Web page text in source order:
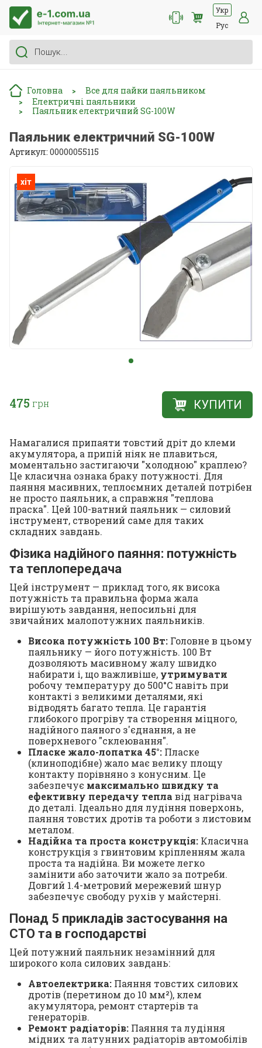
Укр
Рус
Головна > Все для пайки паяльником
> Електричні паяльники
> Паяльник електричний SG-100W
Паяльник електричний SG-100W
Артикул: 00000055115
хіт
475 грн КУПИТИ
Намагалися припаяти товстий дріт до клеми
акумулятора, а припій ніяк не плавиться,
моментально застигаючи "холодною" краплею?
Це класична ознака браку потужності. Для
паяння масивних, теплоємних деталей потрібен
не просто паяльник, а справжня "теплова
праска". Цей 100-ватний паяльник — силовий
інструмент, створений саме для таких
складних завдань.
Фізика надійного паяння: потужність
та теплопередача
Цей інструмент — приклад того, як висока
потужність та правильна форма жала
вирішують завдання, непосильні для
звичайних малопотужних паяльників.
Висока потужність 100 Вт: Головне в цьому
паяльнику — його потужність. 100 Вт
дозволяють масивному жалу швидко
набирати і, що важливіше, утримувати
робочу температуру до 500°C навіть при
контакті з великими деталями, які
відводять багато тепла. Це гарантія
глибокого прогріву та створення міцного,
надійного паяного з'єднання, а не
поверхневого "склеювання".
Пласке жало-лопатка 45°: Пласке
(клиноподібне) жало має велику площу
контакту порівняно з конусним. Це
забезпечує максимально швидку та
ефективну передачу тепла від нагрівача
до деталі. Ідеально для лудіння поверхонь,
паяння товстих дротів та роботи з листовим
металом.
Надійна та проста конструкція: Класична
конструкція з гвинтовим кріпленням жала
проста та надійна. Ви можете легко
замінити або заточити жало за потреби.
Довгий 1.4-метровий мережевий шнур
забезпечує свободу рухів у майстерні.
Понад 5 прикладів застосування на
СТО та в господарстві
Цей потужний паяльник незамінний для
широкого кола силових завдань:
Автоелектрика: Паяння товстих силових
дротів (перетином до 10 мм²), клем
акумулятора, ремонт стартерів та
генераторів.
Ремонт радіаторів: Паяння та лудіння
мідних та латунних радіаторів автомобілів